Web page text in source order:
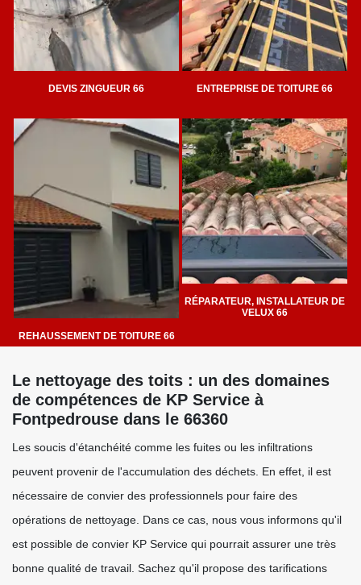
DEVIS ZINGUEUR 66 ENTREPRISE DE TOITURE 66
REHAUSSEMENT DE TOITURE 66
RÉPARATEUR, INSTALLATEUR DE
VELUX 66
Le nettoyage des toits : un des domaines
de compétences de KP Service à
Fontpedrouse dans le 66360
Les soucis d'étanchéité comme les fuites ou les infiltrations
peuvent provenir de l'accumulation des déchets. En effet, il est
nécessaire de convier des professionnels pour faire des
opérations de nettoyage. Dans ce cas, nous vous informons qu'il
est possible de convier KP Service qui pourrait assurer une très
bonne qualité de travail. Sachez qu'il propose des tarifications